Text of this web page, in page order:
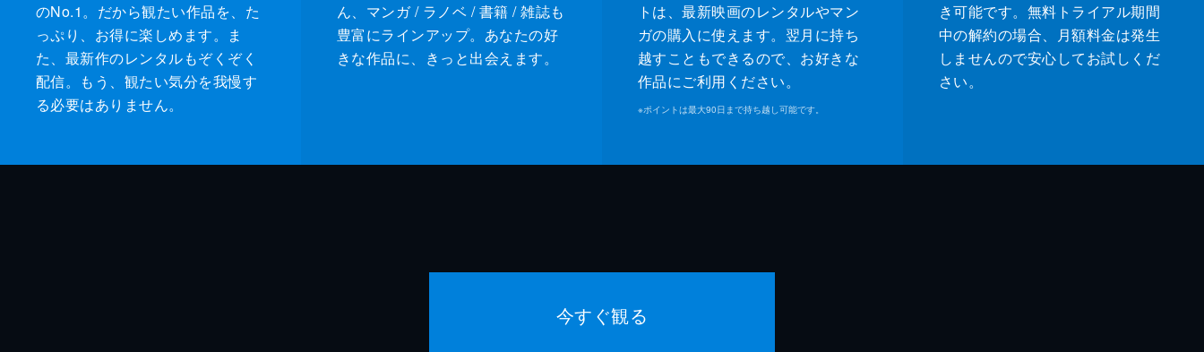
のNo.1。だから観たい作品を、た
っぷり、お得に楽しめます。ま
た、最新作のレンタルもぞくぞく
配信。もう、観たい気分を我慢す
る必要はありません。
ん、マンガ / ラノベ / 書籍 / 雑誌も
豊富にラインアップ。あなたの好
きな作品に、きっと出会えます。
トは、最新映画のレンタルやマン
ガの購入に使えます。翌月に持ち
越すこともできるので、お好きな
作品にご利用ください。
※ポイントは最大90日まで持ち越し可能です。
き可能です。無料トライアル期間
中の解約の場合、月額料金は発生
しませんので安心してお試しくだ
さい。
今すぐ観る